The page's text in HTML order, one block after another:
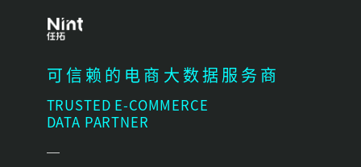
可信赖的电商大数据服务商
TRUSTED E-COMMERCE
DATA PARTNER